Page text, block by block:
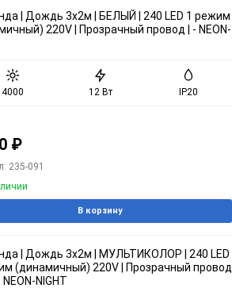
| Дождь 3х2м | БЕЛЫЙ | 240 LED 1 режим
220V | Прозрачный провод | - NEON-
4000 12 Вт IP20
₽
235-091
В корзину
| Дождь 3х2м | МУЛЬТИКОЛОР | 240 LED
(динамичный) 220V | Прозрачный провод
NIGHT